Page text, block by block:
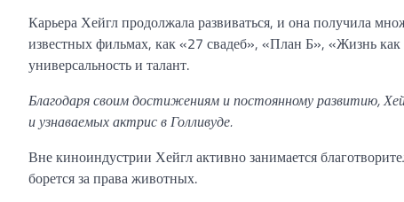
Карьера Хейгл продолжала развиваться, и она получила
известных фильмах, как «27 свадеб», «План Б», «Жизнь
универсальность и талант.
Благодаря своим достижениям и постоянному развитию,
и узнаваемых актрис в Голливуде.
Вне киноиндустрии Хейгл активно занимается
борется за права животных.